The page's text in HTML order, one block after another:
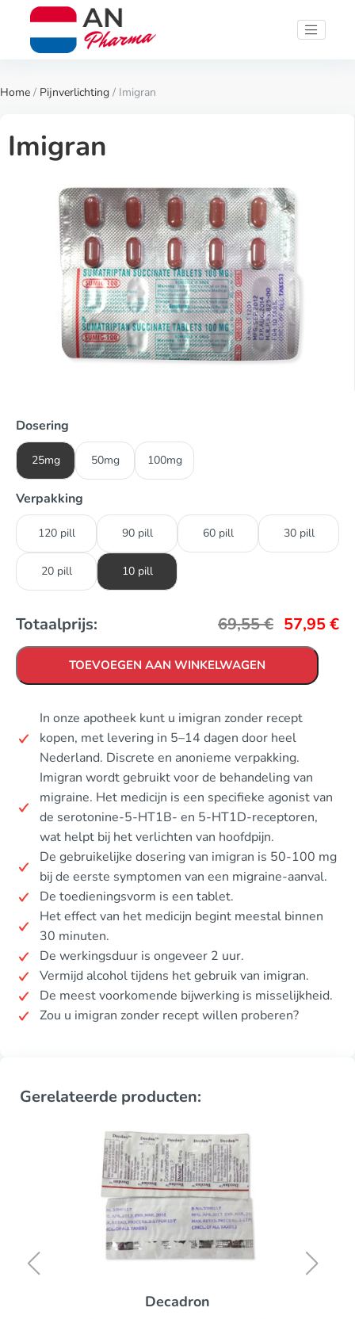
Home / Pijnverlichting / Imigran
Imigran
Dosering
25mg 50mg 100mg
Verpakking
120 pill 90 pill 60 pill 30 pill
20 pill 10 pill
Totaalprijs: 69,55€ 57,95€
TOEVOEGEN AAN WINKELWAGEN
In onze apotheek kunt u imigran zonder recept
kopen, met levering in 5–14 dagen door heel
Nederland. Discrete en anonieme verpakking.
Imigran wordt gebruikt voor de behandeling van
migraine. Het medicijn is een specifieke agonist van
de serotonine-5-HT1B- en 5-HT1D-receptoren,
wat helpt bij het verlichten van hoofdpijn.
De gebruikelijke dosering van imigran is 50-100 mg
bij de eerste symptomen van een migraine-aanval.
De toedieningsvorm is een tablet.
Het effect van het medicijn begint meestal binnen
30 minuten.
De werkingsduur is ongeveer 2 uur.
Vermijd alcohol tijdens het gebruik van imigran.
De meest voorkomende bijwerking is misselijkheid.
Zou u imigran zonder recept willen proberen?
Gerelateerde producten:
Decadron